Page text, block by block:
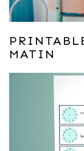
MATIN